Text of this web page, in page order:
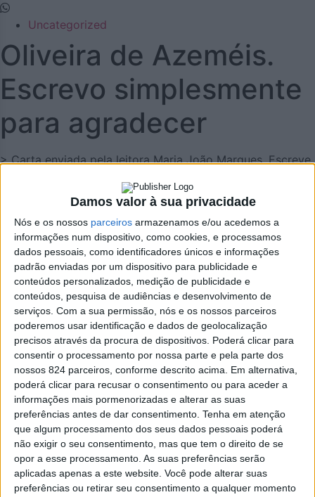
Damos valor à sua privacidade
Nós e os nossos parceiros armazenamos e/ou acedemos a
informações num dispositivo, como cookies, e processamos
dados pessoais, como identificadores únicos e informações
padrão enviadas por um dispositivo para publicidade e
conteúdos personalizados, medição de publicidade e
conteúdos, pesquisa de audiências e desenvolvimento de
serviços. Com a sua permissão, nós e os nossos parceiros
poderemos usar identificação e dados de geolocalização
precisos através da procura de dispositivos. Poderá clicar para
consentir o processamento por nossa parte e pela parte dos
nossos 824 parceiros, conforme descrito acima. Em alternativa,
poderá clicar para recusar o consentimento ou para aceder a
informações mais pormenorizadas e alterar as suas
preferências antes de dar consentimento. Tenha em atenção
que algum processamento dos seus dados pessoais poderá
não exigir o seu consentimento, mas que tem o direito de se
opor a esse processamento. As suas preferências serão
aplicadas apenas a este website. Você pode alterar suas
preferências ou retirar seu consentimento a qualquer momento
Uncategorized
Oliveira de Azeméis.
Escrevo simplesmente
para agradecer
> Carta enviada pela leitora Maria João Marques. Escreve
Azemeis.net
1 de Julho de 2020, 10:20